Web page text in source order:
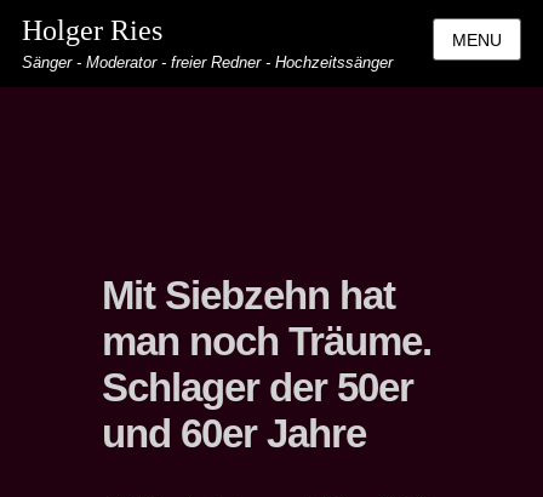
Holger Ries
Sänger - Moderator - freier Redner - Hochzeitssänger
MENU
Mit Siebzehn hat
man noch Träume.
Schlager der 50er
und 60er Jahre